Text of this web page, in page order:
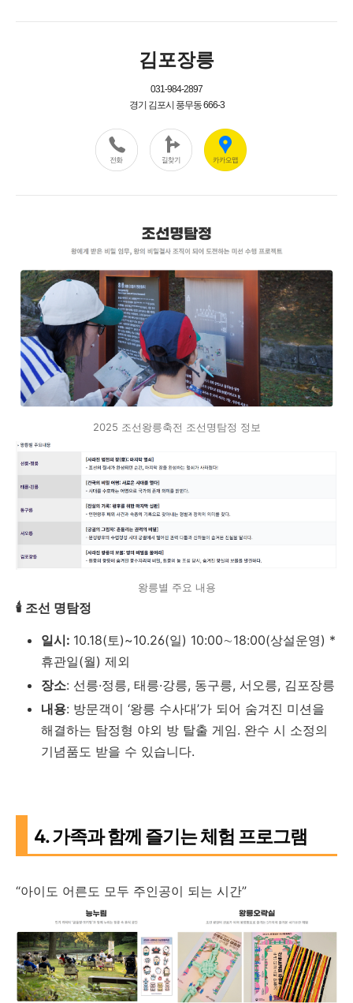
2025 조선왕릉축전 조선명탐정 정보
왕릉별 주요 내용
🕯️ 조선 명탐정
일시: 10.18(토)~10.26(일) 10:00∼18:00(상설운영) *
휴관일(월) 제외
장소: 선릉·정릉, 태릉·강릉, 동구릉, 서오릉, 김포장릉
내용: 방문객이 ‘왕릉 수사대’가 되어 숨겨진 미션을
해결하는 탐정형 야외 방 탈출 게임. 완수 시 소정의
기념품도 받을 수 있습니다.
4. 가족과 함께 즐기는 체험 프로그램
“아이도 어른도 모두 주인공이 되는 시간”